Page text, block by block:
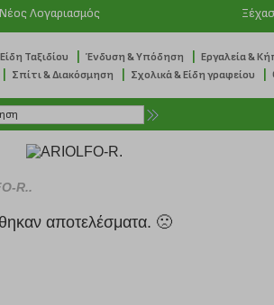
Νέος Λογαριασμός
Είδη Ταξιδίου Ένδυση & Υπόδηση Εργαλεία &
Σπίτι & Διακόσμηση Σχολικά & Είδη γραφείου
R..
αποτελέσματα. 🙁